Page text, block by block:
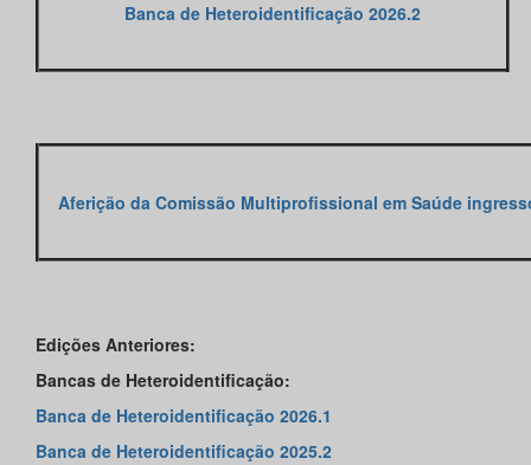
Banca de Heteroidentificação 2026.2
Aferição da Comissão Multiprofissional em Saúde
Edições Anteriores:
Bancas de Heteroidentificação:
Banca de Heteroidentificação 2026.1
Banca de Heteroidentificação 2025.2